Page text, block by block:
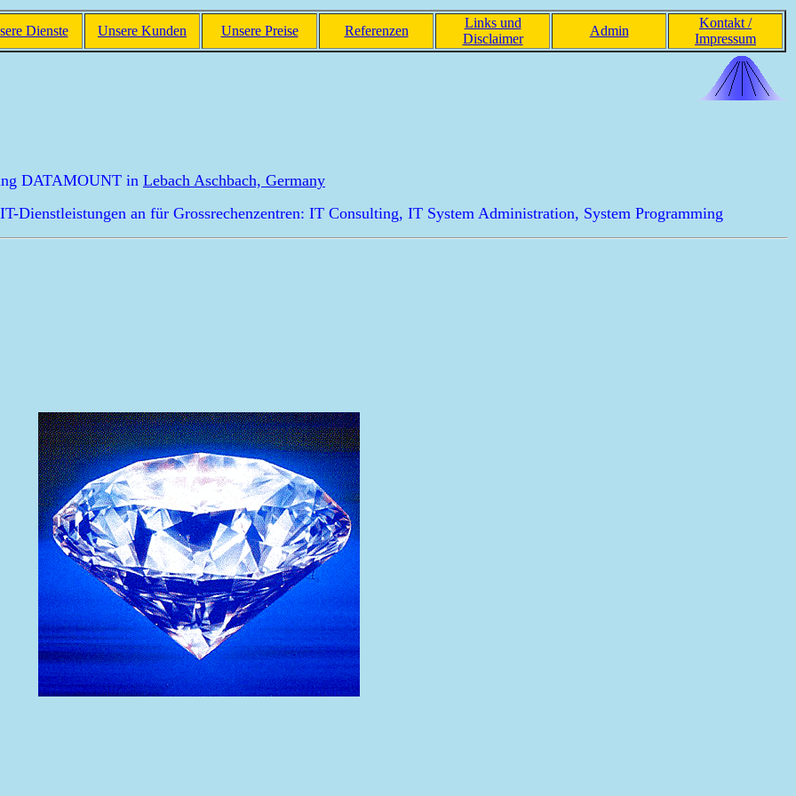
Dienste Unsere Kunden Unsere Preise Referenzen
Links und
Disclaimer
Admin
Kontakt /
Impressum
DATAMOUNT in Lebach Aschbach, Germany
Dienstleistungen an für Grossrechenzentren: IT Consulting, IT System Administration, System Programming